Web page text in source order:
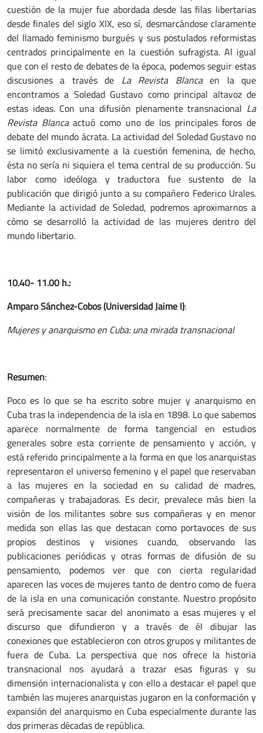
cuestión de la mujer fue abordada desde las filas libertarias
desde finales del siglo XIX, eso sí, desmarcándose claramente
del llamado feminismo burgués y sus postulados reformistas
centrados principalmente en la cuestión sufragista. Al igual
que con el resto de debates de la época, podemos seguir estas
discusiones a través de La Revista Blancaen la que
encontramos a Soledad Gustavo como principal altavoz de
estas ideas. Con una difusión plenamente transnacional La
Revista Blancaactuó como uno de los principales foros de
debate del mundo ácrata. La actividad del Soledad Gustavo no
se limitó exclusivamente a la cuestión femenina, de hecho,
ésta no sería ni siquiera el tema central de su producción. Su
labor como ideóloga y traductora fue sustento de la
publicación que dirigió junto a su compañero Federico Urales.
Mediante la actividad de Soledad, podremos aproximarnos a
cómo se desarrolló la actividad de las mujeres dentro del
mundo libertario.
10.40- 11.00 h.:
Amparo Sánchez-Cobos (Universidad Jaime I):
Mujeres y anarquismo en Cuba: una mirada transnacional
Resumen:
Poco es lo que se ha escrito sobre mujer y anarquismo en
Cuba tras la independencia de la isla en 1898. Lo que sabemos
aparece normalmente de forma tangencial en estudios
generales sobre esta corriente de pensamiento y acción, y
está referido principalmente a la forma en que los anarquistas
representaron el universo femenino y el papel que reservaban
a las mujeres en la sociedad en su calidad de madres,
compañeras y trabajadoras. Es decir, prevalece más bien la
visión de los militantes sobre sus compañeras y en menor
medida son ellas las que destacan como portavoces de sus
propios destinos y visiones cuando, observando las
publicaciones periódicas y otras formas de difusión de su
pensamiento, podemos ver que con cierta regularidad
aparecen las voces de mujeres tanto de dentro como de fuera
de la isla en una comunicación constante. Nuestro propósito
será precisamente sacar del anonimato a esas mujeres y el
discurso que difundieron y a través de él dibujar las
conexiones que establecieron con otros grupos y militantes de
fuera de Cuba. La perspectiva que nos ofrece la historia
transnacional nos ayudará a trazar esas figuras y su
dimensión internacionalista y con ello a destacar el papel que
también las mujeres anarquistas jugaron en la conformación y
expansión del anarquismo en Cuba especialmente durante las
dos primeras décadas de república.